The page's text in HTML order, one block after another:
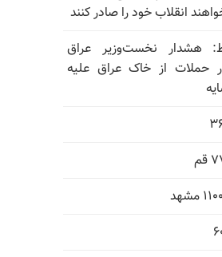
انقلاب خود را صادر کنند
هشدار نخست‌وزیر عراق
حملات از خاک عراق علیه